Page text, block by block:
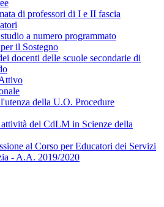
di professori di I e II fascia
a numero programmato
il Sostegno
docenti delle scuole secondarie di
della U.O. Procedure
del CdLM in Scienze della
al Corso per Educatori dei Servizi
- A.A. 2019/2020